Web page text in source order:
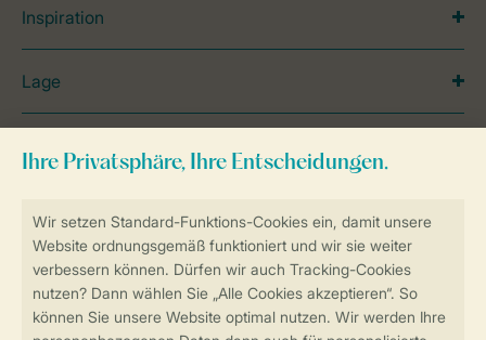
Inspiration
Lage
Spezielle Unterkünfte
Unterkünfte
Urlaub mit Kindern